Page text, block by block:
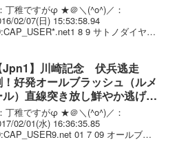
3連勝！クラシック戦線へ
丁稚ですがφ ★＠＼(^o^)／：
02/07(日) 15:53:58.94
8 9 サトノダイヤモ
Jpn1】川崎記念 伏兵逃走
好発オールブラッシュ（ルメ
ル）直線突き放し鮮やか逃げ切
！大舞台で重賞初制覇
丁稚ですがφ ★＠＼(^o^)／：
02/01(水) 16:36:35.85
01 7 09 オールブラ